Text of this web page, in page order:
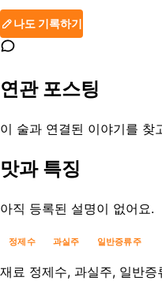
나도 기록하기
연관 포스팅
이 술과 연결된 이야기를 찾
맛과 특징
아직 등록된 설명이 없어요.
정제수 과실주 일반증류주
재료 정제수, 과실주, 일반